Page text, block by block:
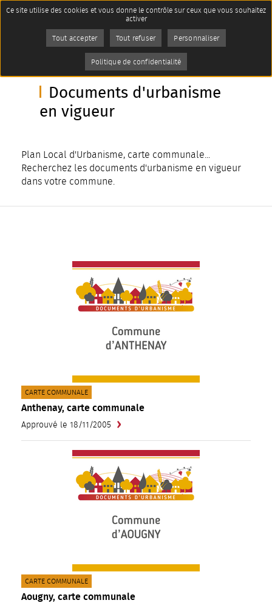
Accueil
Les Documents d'Urbanisme
Documents d'urbanisme en
AddToAny (share) est désactivé.
Documents d'urbanisme
en vigueur
Plan Local d'Urbanisme, carte communale...
Recherchez les documents d'urbanisme en vigueur
dans votre commune.
Anthenay, carte communale
Approuvé le 18/11/2005
CATÉGORIE(S) :
CARTE COMMUNALE
Aougny, carte communale
CATÉGORIE(S) :
CARTE COMMUNALE
Panneau de gestion des cookies
Ce site utilise des cookies et vous donne le contrôle sur ceux que vous souhaitez
activer
Tout accepter Tout refuser Personnaliser
Politique de confidentialité